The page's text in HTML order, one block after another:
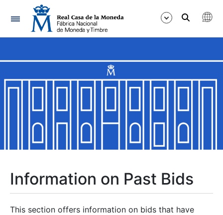
Navigation
Show/Hide
Show/Hide
Show/Hide
Information on Past Bids
This section offers information on bids that have